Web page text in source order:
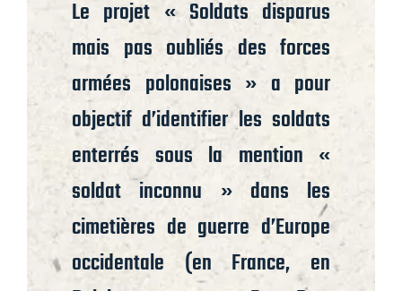
Le projet « Soldats disparus
mais pas oubliés des forces
armées polonaises » a pour
objectif d’identifier les soldats
enterrés sous la mention «
soldat inconnu » dans les
cimetières de guerre d’Europe
occidentale (en France, en